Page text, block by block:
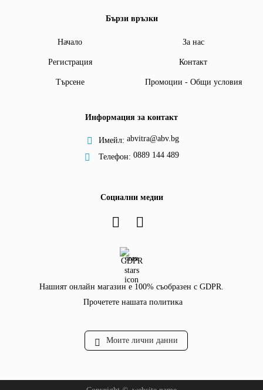
Бързи връзки
Начало За нас
Регистрация Контакт
Търсене Промоции - Общи условия
Информация за контакт
Имейл: abvitra@abv.bg
Телефон: 0889 144 489
Социални медии
GDPR
Нашият онлайн магазин е 100% съобразен с GDPR.
Прочетете нашата политика
Моите лични данни